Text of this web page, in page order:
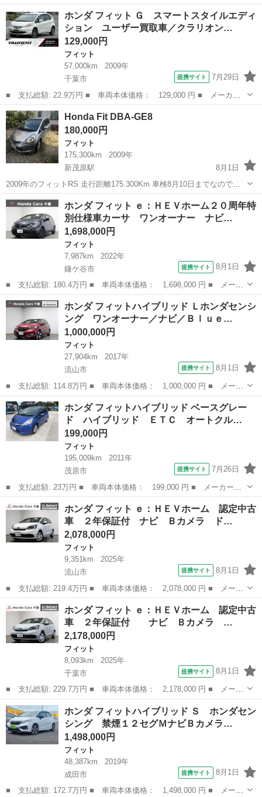
種： フィット ❖ 排気量： 1300cc ❖ ドア枚数： 5D ❖ ミッ
ション： AT ❖ 燃料：ガソリン ❖ 年式（年）： 2011年 ❖ 走
行...
我孫子駅 フィット
ホンダ フィット Ｇ スマートスタイルエディ
ション ユーザー買取車／クラリオン…
129,000円
フィット
57,000km
2009年
千葉市
提携サイト 7月29日
■ 支払総額: 22.9万円 ■ 車両本体価格： 129,000 円 ■ メーカー
名： ホンダ ■ 車種名： フィット ■ グレード名： Ｇ スマー
トスタイルエディション ユーザー買取車／クラリオン製ＨＤＤナビ
／ミュージッ...
千葉 千葉市
Honda Fit DBA-GE8
180,000円
フィット
175,300km
2009年
新茂原駅
8月1日
2009年のフィットRS 走行距離175.300Km 車検8月10日までなので早
めに買う人に優先 20日間以内名義変更する約束した上で乗って帰れま
すが免許証のコピー貰えます。 中古車なので ノークレーム ノーリ
ターン宜しくお...
千葉 茂原市 新茂原駅 フィット
ホンダ フィット ｅ：ＨＥＶホーム２０周年特
別仕様車カーサ ワンオーナー ナビ…
1,698,000円
フィット
7,987km
2022年
鎌ケ谷市
提携サイト 8月1日
■ 支払総額: 180.4万円 ■ 車両本体価格： 1,698,000 円 ■ メーカ
ー名： ホンダ ■ 車種名： フィット ■ グレード名： ｅ：ＨＥ
Ｖホーム２０周年特別仕様車カーサ ワンオーナー ナビ リヤカメ
ラ ＥＴ...
千葉 鎌ケ谷市 フィット
ホンダ フィットハイブリッド Ｌホンダセンシ
ング ワンオーナー／ナビ／Ｂｌｕｅ…
1,000,000円
フィット
27,904km
2017年
流山市
提携サイト 8月1日
■ 支払総額: 114.8万円 ■ 車両本体価格： 1,000,000 円 ■ メーカ
ー名： ホンダ ■ 車種名： フィットハイブリッド ■ グレード
名： Ｌホンダセンシング ワンオーナー／ナビ／Ｂｌｕｅｔｏｏｔ
ｈ／バック...
千葉 流山市 フィット
ホンダ フィットハイブリッド ベースグレー
ド ハイブリッド ＥＴＣ オートクル…
199,000円
フィット
195,009km
2011年
茂原市
提携サイト 7月26日
■ 支払総額: 23万円 ■ 車両本体価格： 199,000 円 ■ メーカー
名： ホンダ ■ 車種名： フィットハイブリッド ■ グレード
名： ベースグレード ハイブリッド ＥＴＣ オートクルーズコン
トロール キーレスエ...
茂原市 フィット
ホンダ フィット ｅ：ＨＥＶホーム 認定中古
車 ２年保証付 ナビ Ｂカメラ ド…
2,078,000円
フィット
9,351km
2025年
流山市
提携サイト 8月1日
■ 支払総額: 219.4万円 ■ 車両本体価格： 2,078,000 円 ■ メーカ
ー名： ホンダ ■ 車種名： フィット ■ グレード名： ｅ：ＨＥ
Ｖホーム 認定中古車 ２年保証付 ナビ Ｂカメラ ドラレコ Ｅ
ＴＣ 運...
流山市 フィット
ホンダ フィット ｅ：ＨＥＶホーム 認定中古
車 ２年保証付 ナビ Ｂカメラ …
2,178,000円
フィット
8,093km
2025年
千葉市
提携サイト 8月1日
■ 支払総額: 229.7万円 ■ 車両本体価格： 2,178,000 円 ■ メーカ
ー名： ホンダ ■ 車種名： フィット ■ グレード名： ｅ：ＨＥ
Ｖホーム 認定中古車 ２年保証付 ナビ Ｂカメラ ＥＴＣ
運転支援...
千葉 千葉市 フィット
ホンダ フィットハイブリッド Ｓ ホンダセン
シング 禁煙１２セグＭナビＢカメラ…
1,498,000円
フィット
48,387km
2019年
成田市
提携サイト 8月1日
■ 支払総額: 172.7万円 ■ 車両本体価格： 1,498,000 円 ■ メーカ